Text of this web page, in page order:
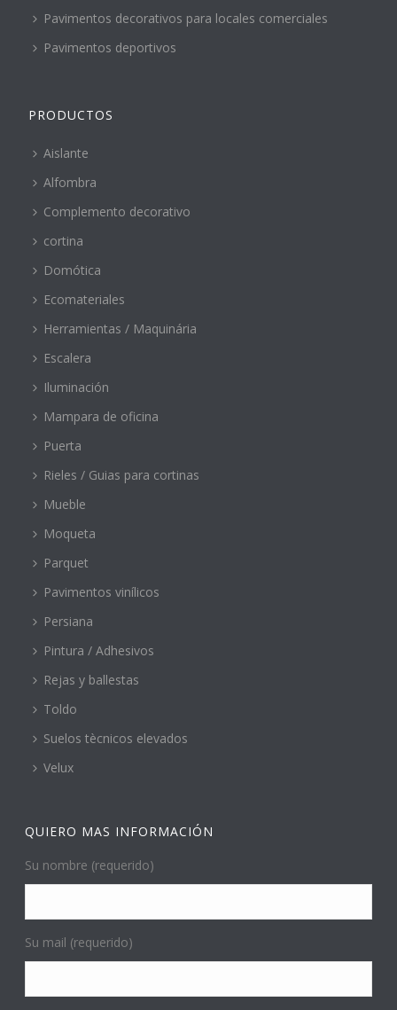
Pavimentos decorativos para locales comerciales
Pavimentos deportivos
PRODUCTOS
Aislante
Alfombra
Complemento decorativo
cortina
Domótica
Ecomateriales
Herramientas / Maquinária
Escalera
Iluminación
Mampara de oficina
Puerta
Rieles / Guias para cortinas
Mueble
Moqueta
Parquet
Pavimentos vinílicos
Persiana
Pintura / Adhesivos
Rejas y ballestas
Toldo
Suelos tècnicos elevados
Velux
QUIERO MAS INFORMACIÓN
Su nombre (requerido)
Su mail (requerido)